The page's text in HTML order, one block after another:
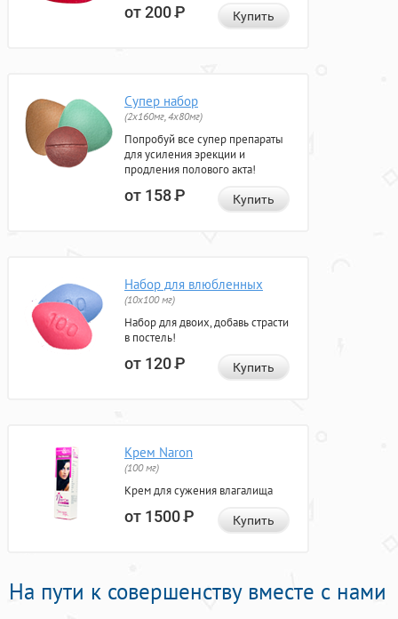
от 200Р Купить
Супер набор
(2х160мг, 4х80мг)
Попробуй все супер препараты
для усиления эрекции и
продления полового акта!
от 158Р Купить
Набор для влюбленных
(10х100 мг)
Набор для двоих, добавь страсти
в постель!
от 120Р Купить
Крем Naron
(100 мг)
Крем для сужения влагалища
от 1500Р Купить
На пути к совершенству вместе с нами